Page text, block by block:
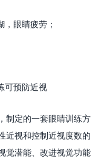
眼睛疲劳；
可预防近视
制定的一套眼睛训练方
近视和控制近视度数的
觉潜能、改进视觉功能